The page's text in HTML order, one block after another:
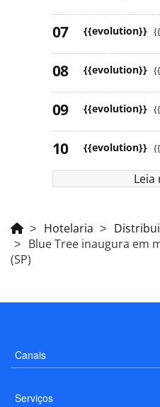
{{evolution}}
{{evolution}}
{{evolution}}
{{evolution}}
Leia
Hotelaria
Blue Tree inaugura em
(SP)
Canais
Serviços